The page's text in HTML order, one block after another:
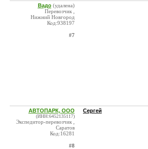
Вадо (удалена)
Перевозчик ,
Нижний Новгород
Код:938197
#7
АВТОПАРК, ООО
(ИНН:6452135117)
Экспедитор-перевозчик ,
Саратов
Код:16281
#8
Сергей